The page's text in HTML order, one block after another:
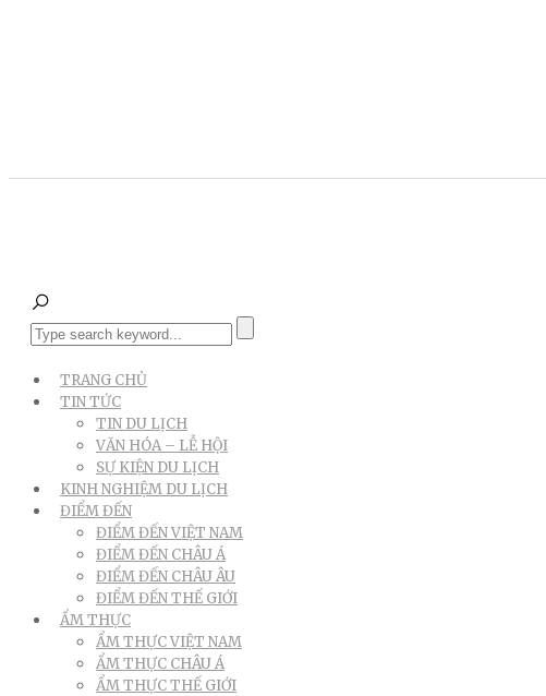
TRANG CHỦ
TIN TỨC
TIN DU LỊCH
VĂN HÓA – LỄ HỘI
SỰ KIỆN DU LỊCH
KINH NGHIỆM DU LỊCH
ĐIỂM ĐẾN
ĐIỂM ĐẾN VIỆT NAM
ĐIỂM ĐẾN CHÂU Á
ĐIỂM ĐẾN CHÂU ÂU
ĐIỂM ĐẾN THẾ GIỚI
ẨM THỰC
ẨM THỰC VIỆT NAM
ẨM THỰC CHÂU Á
ẨM THỰC THẾ GIỚI